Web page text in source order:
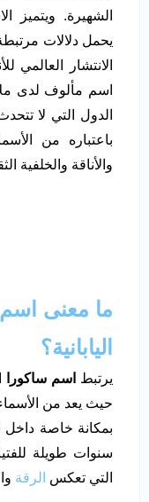
الشهيرة. ويتميز
يحمل دلالات
الانتشار العالمي
اسم مألوف لدى
الدول التي لا
باعتباره من
والأناقة والخلفية
ما معنى
اليابانية؟
يرتبط اسم ساكورا
حيث يعد من
بمكانة خاصة داخل
سنوات طويلة
التي تعكس الرقة